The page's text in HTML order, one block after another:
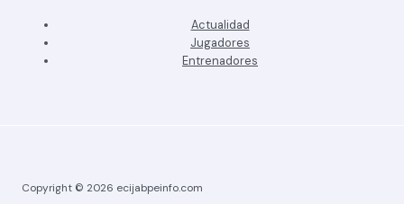
Actualidad
Jugadores
Entrenadores
Copyright © 2026 ecijabpeinfo.com